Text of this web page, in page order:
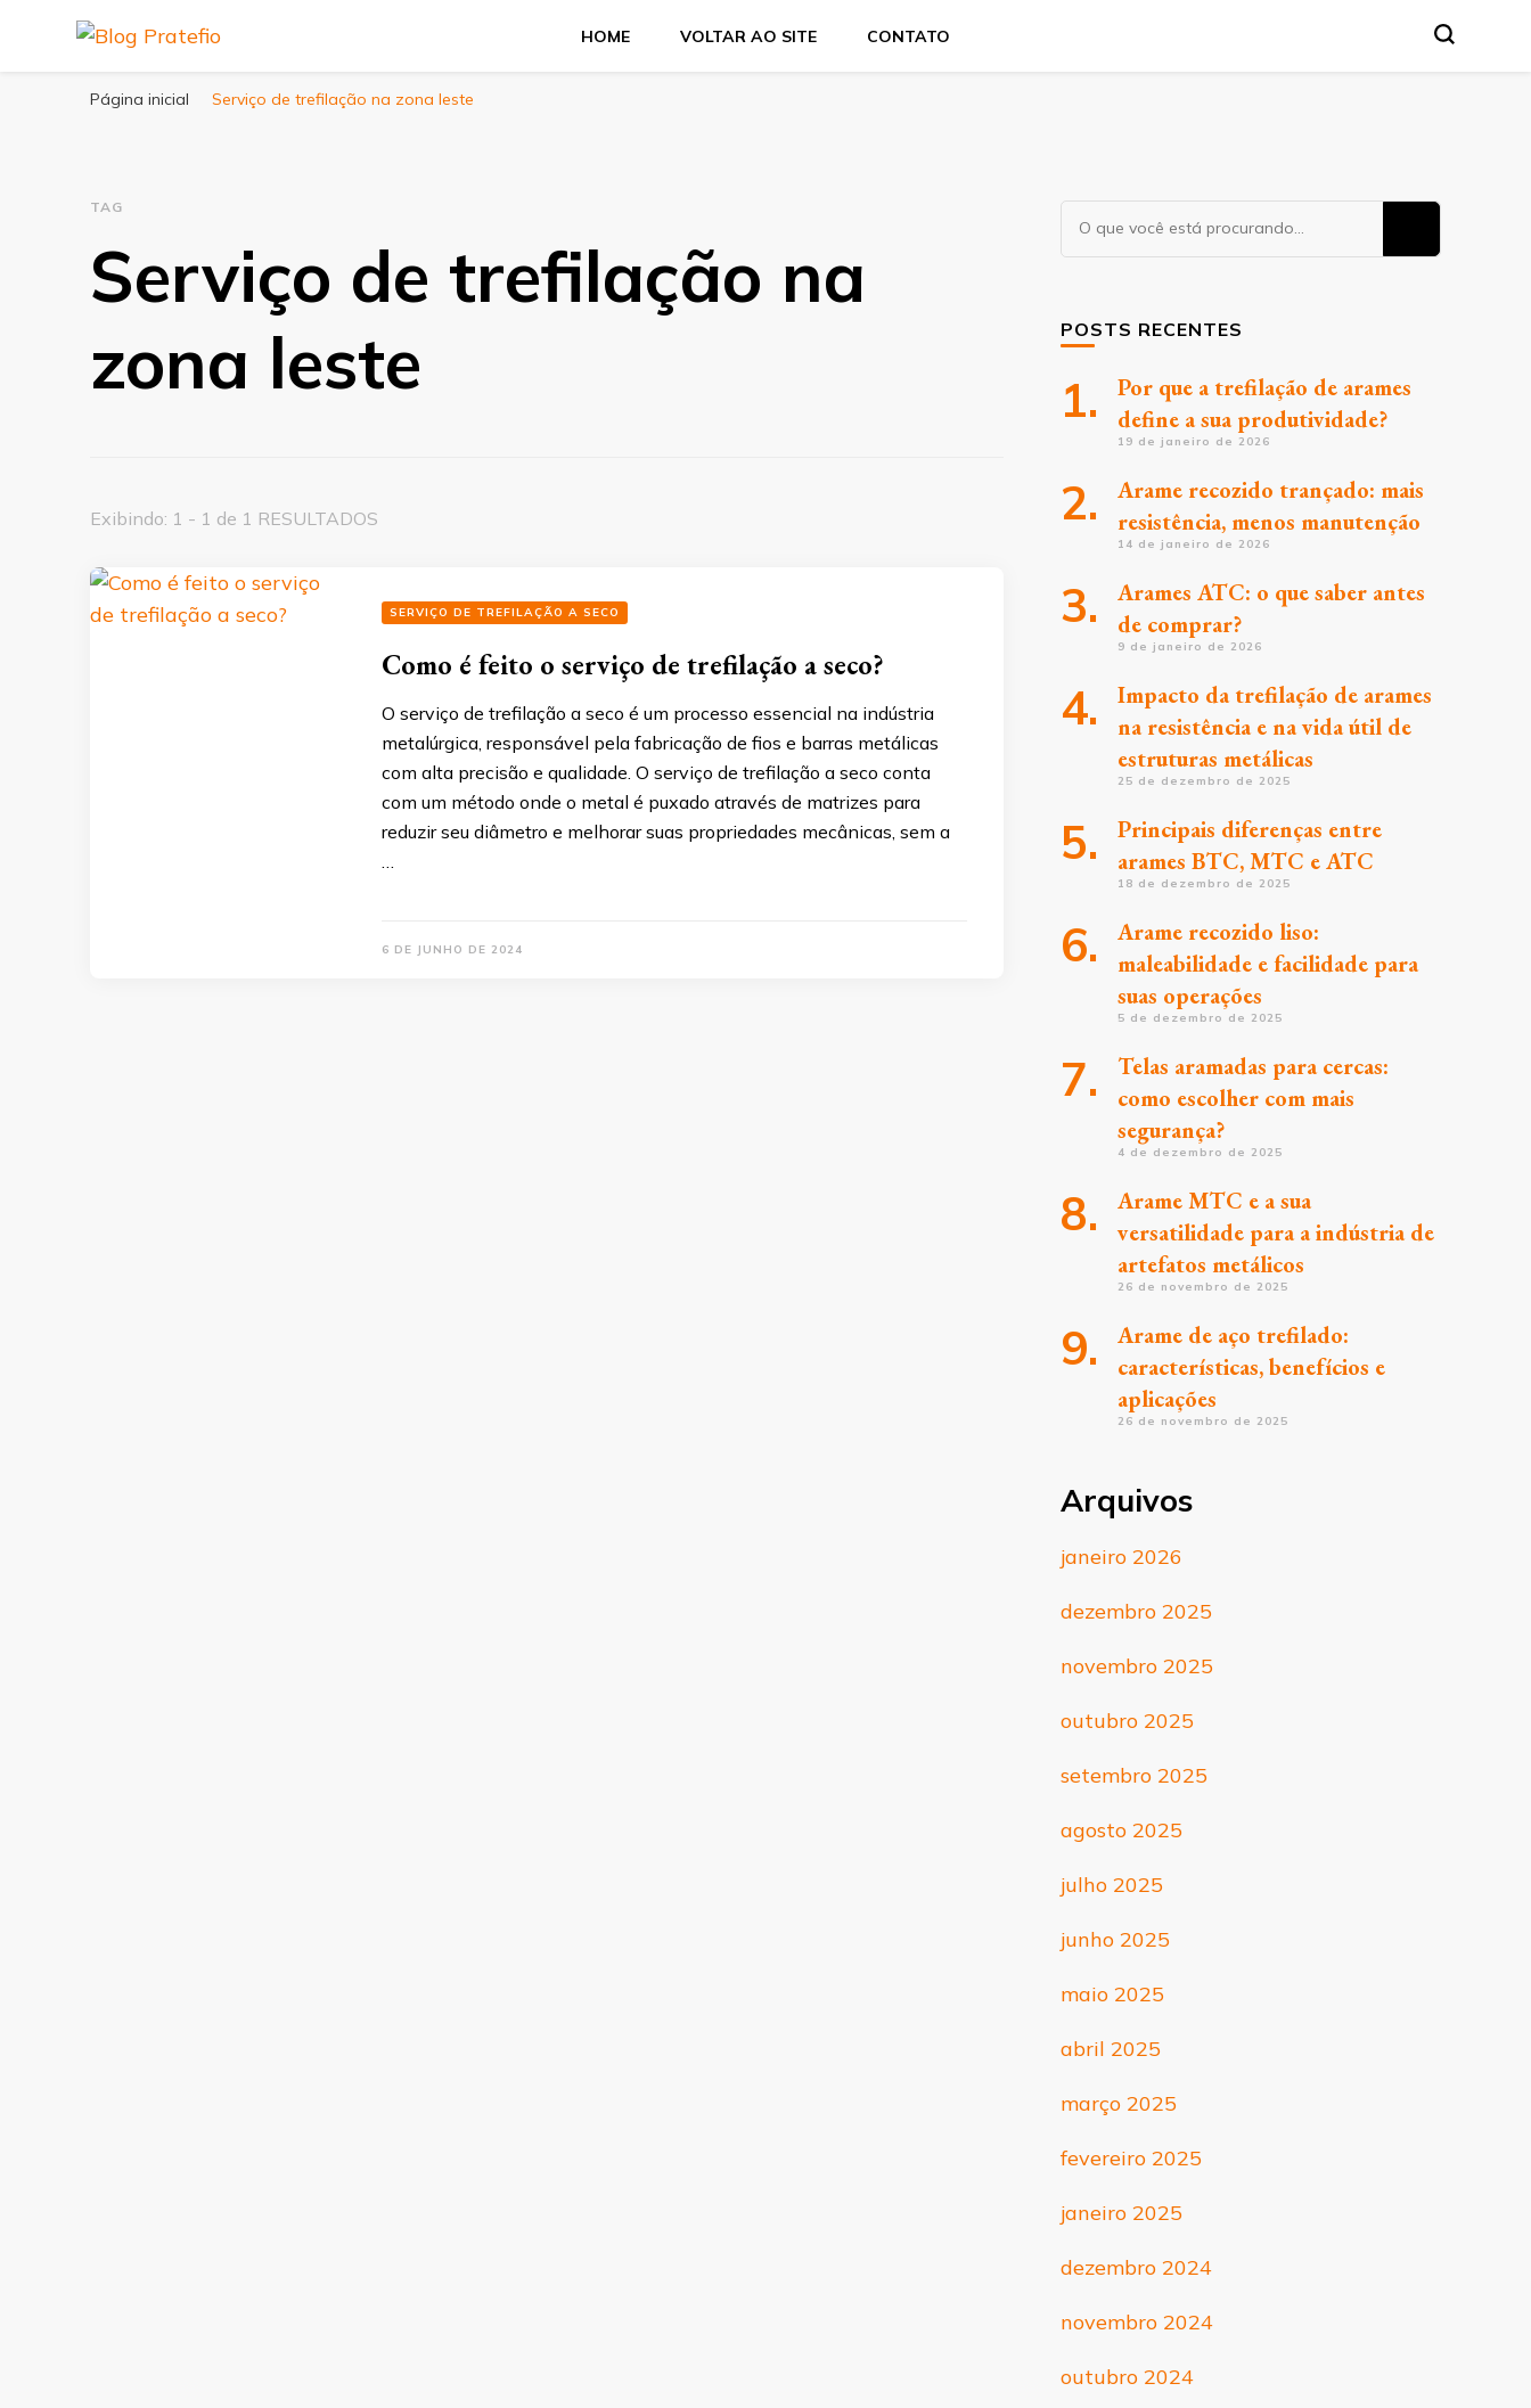
HOME VOLTAR AO SITE CONTATO
Página inicial Serviço de trefilação na zona leste
TAG
Serviço de trefilação na
zona leste
Exibindo: 1 - 1 de 1 RESULTADOS
SERVIÇO DE TREFILAÇÃO A SECO
Como é feito o serviço de trefilação a seco?
O serviço de trefilação a seco é um processo essencial na indústria
metalúrgica, responsável pela fabricação de fios e barras metálicas
com alta precisão e qualidade. O serviço de trefilação a seco conta
com um método onde o metal é puxado através de matrizes para
reduzir seu diâmetro e melhorar suas propriedades mecânicas, sem a
…
6 DE JUNHO DE 2024
Procurando
algo?
POSTS RECENTES
Por que a trefilação de arames
define a sua produtividade?
19 de janeiro de 2026
Arame recozido trançado: mais
resistência, menos manutenção
14 de janeiro de 2026
Arames ATC: o que saber antes
de comprar?
9 de janeiro de 2026
Impacto da trefilação de arames
na resistência e na vida útil de
estruturas metálicas
25 de dezembro de 2025
Principais diferenças entre
arames BTC, MTC e ATC
18 de dezembro de 2025
Arame recozido liso:
maleabilidade e facilidade para
suas operações
5 de dezembro de 2025
Telas aramadas para cercas:
como escolher com mais
segurança?
4 de dezembro de 2025
Arame MTC e a sua
versatilidade para a indústria de
artefatos metálicos
26 de novembro de 2025
Arame de aço trefilado:
características, benefícios e
aplicações
26 de novembro de 2025
Arquivos
janeiro 2026
dezembro 2025
novembro 2025
outubro 2025
setembro 2025
agosto 2025
julho 2025
junho 2025
maio 2025
abril 2025
março 2025
fevereiro 2025
janeiro 2025
dezembro 2024
novembro 2024
outubro 2024